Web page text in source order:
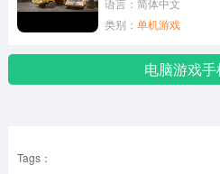
语言：简体中文
类别： 单机游戏
电脑游戏
Tags：